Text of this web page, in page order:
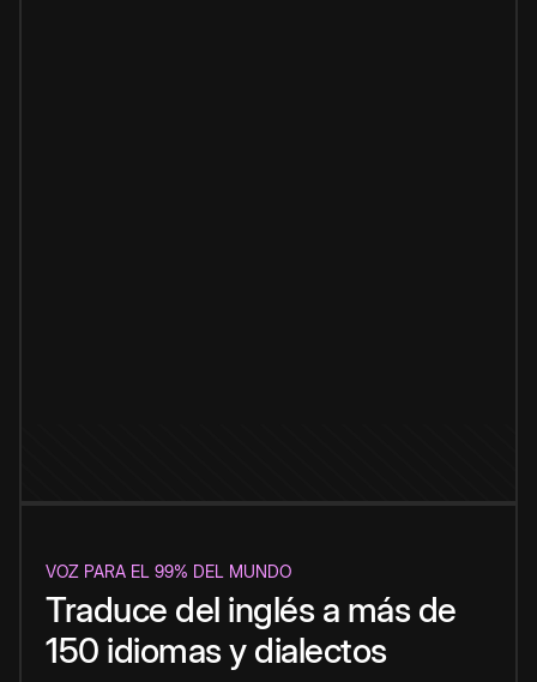
VOZ PARA EL 99% DEL MUNDO
Traduce del inglés a más de
150 idiomas y dialectos